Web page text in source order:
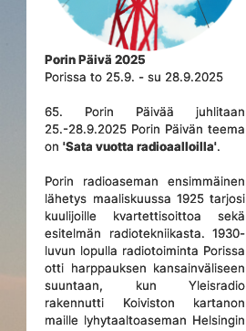
Porin Päivä 2025
Porissa to 25.9. - su 28.9.2025
65. Porin Päivää juhlitaan
25.-28.9.2025 Porin Päivän teema
on'Sata vuotta radioaalloilla'.
Porin radioaseman ensimmäinen
lähetys maaliskuussa 1925 tarjosi
kuulijoille kvartettisoittoa sekä
esitelmän radiotekniikasta. 1930-
luvun lopulla radiotoiminta Porissa
otti harppauksen kansainväliseen
suuntaan, kun Yleisradio
rakennutti Koiviston kartanon
maille lyhytaaltoaseman Helsingin